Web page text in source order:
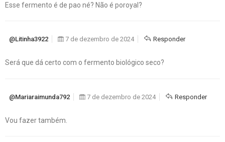
Esse fermento é de pao né? Não é poroyal?
@Litinha3922 7 de dezembro de 2024 Responder
Será que dá certo com o fermento biológico seco?
@mariaraimunda792 7 de dezembro de 2024 Responder
Vou fazer também.